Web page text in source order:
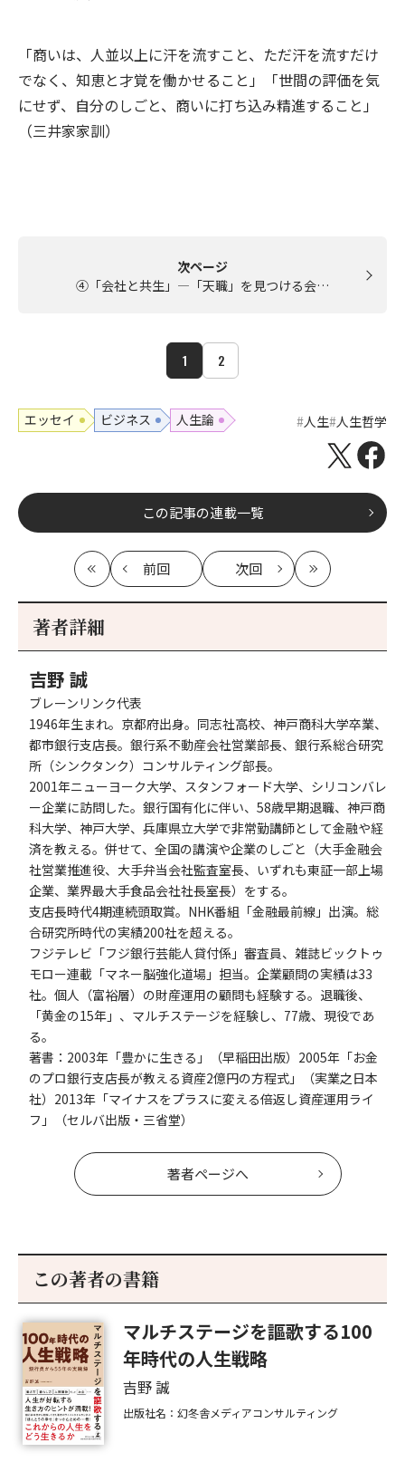
「商いは、人並以上に汗を流すこと、ただ汗を流すだけ
でなく、知恵と才覚を働かせること」「世間の評価を気
にせず、自分のしごと、商いに打ち込み精進すること」
（三井家家訓）
次ページ
④「会社と共生」―「天職」を見つける会…
1 2
エッセイ ビジネス 人生論 人生 人生哲学
この記事の連載一覧
最
初
前回
記
次回
記
最
新
著者詳細
吉野 誠
ブレーンリンク代表
1946年生まれ。京都府出身。同志社高校、神戸商科大学卒業、
都市銀行支店長。銀行系不動産会社営業部長、銀行系総合研究
所（シンクタンク）コンサルティング部長。
2001年ニューヨーク大学、スタンフォード大学、シリコンバレ
ー企業に訪問した。銀行国有化に伴い、58歳早期退職、神戸商
科大学、神戸大学、兵庫県立大学で非常勤講師として金融や経
済を教える。併せて、全国の講演や企業のしごと（大手金融会
社営業推進役、大手弁当会社監査室長、いずれも東証一部上場
企業、業界最大手食品会社社長室長）をする。
支店長時代4期連続頭取賞。NHK番組「金融最前線」出演。総
合研究所時代の実績200社を超える。
フジテレビ「フジ銀行芸能人貸付係」審査員、雑誌ビックトゥ
モロー連載「マネー脳強化道場」担当。企業顧問の実績は33
社。個人（富裕層）の財産運用の顧問も経験する。退職後、
「黄金の15年」、マルチステージを経験し、77歳、現役であ
る。
著書：2003年「豊かに生きる」（早稲田出版）2005年「お金
のプロ銀行支店長が教える資産2億円の方程式」（実業之日本
社）2013年「マイナスをプラスに変える倍返し資産運用ライ
フ」（セルバ出版・三省堂）
著者ページへ
この著者の書籍
マルチステージを謳歌する100
年時代の人生戦略
吉野 誠
出版社名：幻冬舎メディアコンサルティング